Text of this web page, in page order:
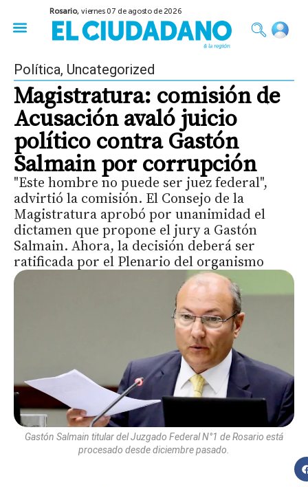
Rosario,viernes 07 de agosto de 2026
Política, Uncategorized
Magistratura: comisión de
Acusación avaló juicio
político contra Gastón
Salmain por corrupción
"Este hombre no puede ser juez federal",
advirtió la comisión. El Consejo de la
Magistratura aprobó por unanimidad el
dictamen que propone el jury a Gastón
Salmain. Ahora, la decisión deberá ser
ratificada por el Plenario del organismo
Gastón Salmain titular del Juzgado Federal N°1 de Rosario está
procesado desde diciembre pasado.